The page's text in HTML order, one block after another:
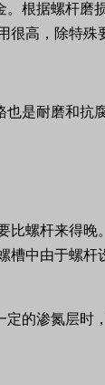
。根据螺杆磨
高，除特殊
是耐磨和抗
比螺杆来得
槽中由于螺
的渗氮层时